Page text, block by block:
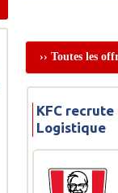
›› Toutes les
KFC
Logistique